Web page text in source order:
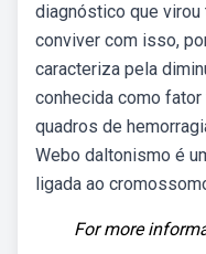
diagnóstico que virou
conviver com isso,
caracteriza pela
conhecida como
quadros de
Webo daltonismo é
ligada ao
For more